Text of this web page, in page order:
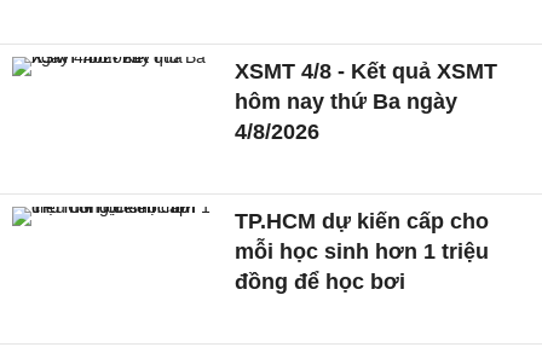
XSMT 4/8 - Kết quả XSMT
hôm nay thứ Ba ngày
4/8/2026
TP.HCM dự kiến cấp cho
mỗi học sinh hơn 1 triệu
đồng để học bơi